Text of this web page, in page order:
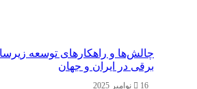
چالش‌ها و راهکارهای توسعه
برقی در ایران و جهان
16 نوامبر 2025